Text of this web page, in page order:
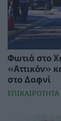
Φωτιά στο
«Αττικόν»
στο Δαφνί
ΕΠΙΚΑΙΡΌΤΗΤΑ